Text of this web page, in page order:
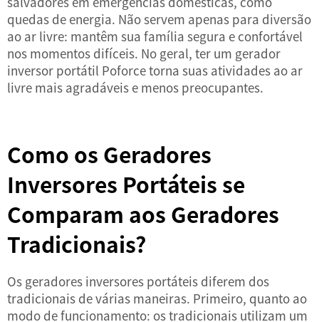
quedas de energia. Não servem apenas para diversão
ao ar livre: mantêm sua família segura e confortável
nos momentos difíceis. No geral, ter um gerador
inversor portátil Poforce torna suas atividades ao ar
livre mais agradáveis e menos preocupantes.
Como os Geradores
Inversores Portáteis se
Comparam aos Geradores
Tradicionais?
Os geradores inversores portáteis diferem dos
tradicionais de várias maneiras. Primeiro, quanto ao
modo de funcionamento: os tradicionais utilizam um